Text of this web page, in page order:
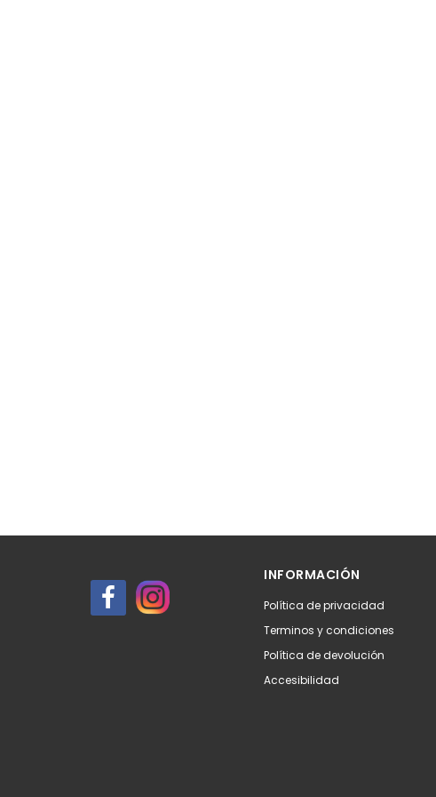
INFORMACIÓN
Política de privacidad
Terminos y condiciones
Política de devolución
Accesibilidad